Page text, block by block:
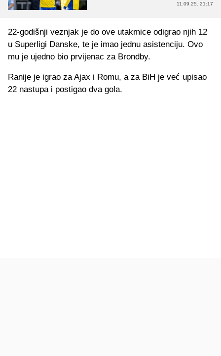
11.09.25. 21:17
22-godišnji veznjak je do ove utakmice odigrao njih 12
u Superligi Danske, te je imao jednu asistenciju. Ovo
mu je ujedno bio prvijenac za Brondby.
Ranije je igrao za Ajax i Romu, a za BiH je već upisao
22 nastupa i postigao dva gola.